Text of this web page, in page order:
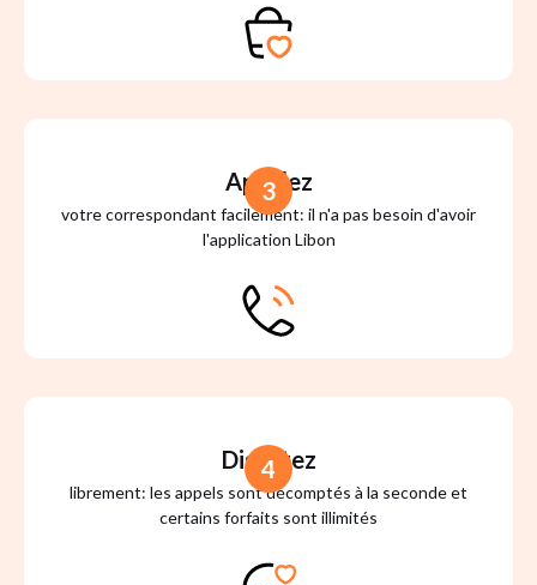
Appelez
votre correspondant facilement: il n'a pas besoin d'avoir
l'application Libon
3
Discutez
librement: les appels sont décomptés à la seconde et
certains forfaits sont illimités
4